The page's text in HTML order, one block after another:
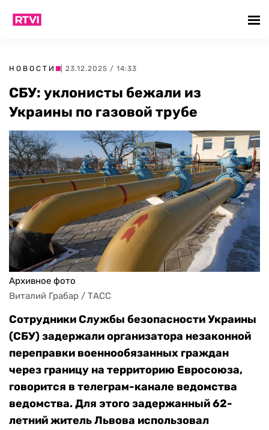
НОВОСТИ | 23.12.2025 / 14:33
СБУ: уклонисты бежали из
Украины по газовой трубе
Архивное фото
Виталий Грабар / ТАСС
Сотрудники Службы безопасности Украины
(СБУ) задержали организатора незаконной
переправки военнообязанных граждан
через границу на территорию Евросоюза,
говорится в телеграм-канале ведомства
ведомства. Для этого задержанный 62-
летний житель Львова использовал